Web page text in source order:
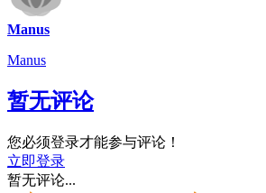
Manus
Manus
暂无评论
您必须登录才能参与评论！
立即登录
暂无评论...